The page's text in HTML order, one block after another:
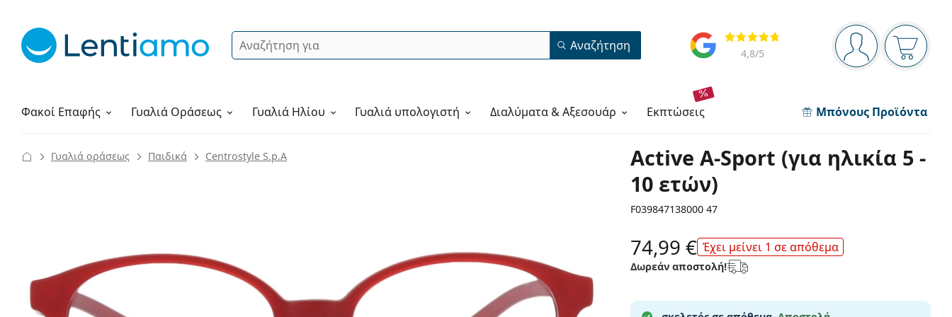
Πίνακας πλοήγησης
Είστε
Το
Αξιολογήσεις
4,8/5
Αναζήτηση Αναζήτηση
Φακοί Επαφής
Υγρά φακών ΓυαλιάΟράσεως Γυαλιά Ηλίου Γυαλιά υπολογιστή Διαλύματα & Αξεσουάρ εκπτώσεις Μπόνους Προϊόντα
Πώς να παραγγείλετε
Active A-Sport (για ηλικία 5 -
10 ετών)
F039847138000 47
Γυαλιά οράσεως Παιδικά Centrostyle S.p.A
74,99 € Έχει μείνει 1 σε απόθεμα
Δωρεάν αποστολή!